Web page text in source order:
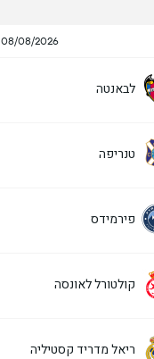
08/08/2026
לבאנטה
טנריפה
פירמידס
קולטורל לאונסה
ריאל מדריד קסטיליה